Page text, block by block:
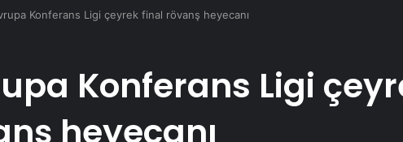
Konferans Ligi çeyrek final rövanş heyecanı
Konferans Ligi
heyecanı